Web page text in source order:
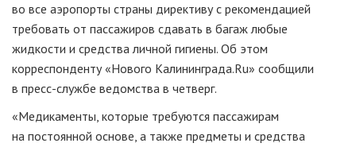
во все аэропорты страны директиву с рекомендацией
требовать от пассажиров сдавать в багаж любые
жидкости и средства личной гигиены. Об этом
корреспонденту «Нового Калининграда.Ru» сообщили
в пресс-службе ведомства в четверг.
«Медикаменты, которые требуются пассажирам
на постоянной основе, а также предметы и средства